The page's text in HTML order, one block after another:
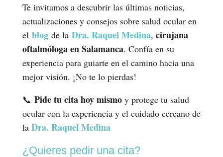
Te invitamos a descubrir las últimas noticias,
actualizaciones y consejos sobre salud ocular en
el blogde la Dra. Raquel Medina, cirujana
oftalmóloga en Salamanca. Confía en su
experiencia para guiarte en el camino hacia una
mejor visión. ¡No te lo pierdas!
📞 Pide tu cita hoy mismoy protege tu salud
ocular con la experiencia y el cuidado cercano de
la Dra. Raquel Medina
¿Quieres pedir una cita?